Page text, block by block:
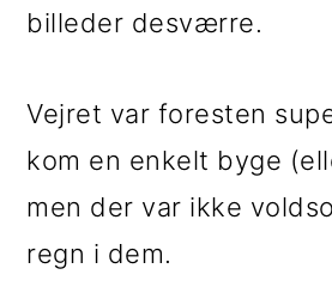
billeder desværre.
Vejret var foresten
kom en enkelt byge
men der var ikke
regn i dem.